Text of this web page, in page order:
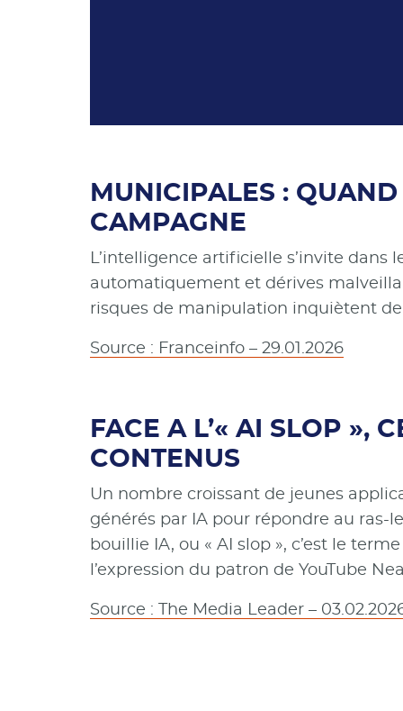
MUNICIPALES :
CAMPAGNE
L’intelligence artificielle s’invite
automatiquement et dérives
risques de manipulation inquiètent
Source : Franceinfo – 29.01.2026
FACE A L’« AI SLOP »,
CONTENUS
Un nombre croissant de jeunes
générés par IA pour répondre au ras-
bouillie IA, ou « AI slop », c’est le
l’expression du patron de YouTube
Source : The Media Leader –